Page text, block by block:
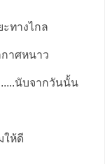
ะทางไกล
กาศหนาว
นับจากวันนั้น
ให้ดี